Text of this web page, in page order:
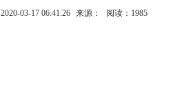
2020-03-17 06:41:26 来源： 阅读：1985